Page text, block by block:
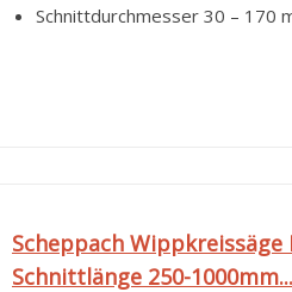
Schnittdurchmesser 30 – 170
Scheppach
Schnittlänge 250-1000mm...